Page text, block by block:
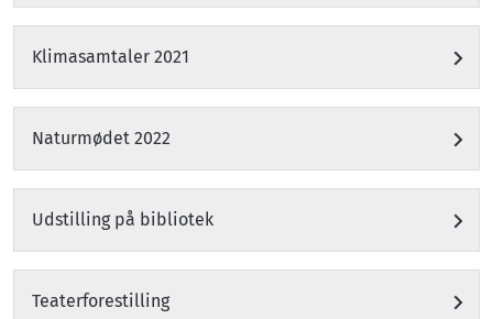
Klimasamtaler 2021
Naturmødet 2022
Udstilling på bibliotek
Teaterforestilling